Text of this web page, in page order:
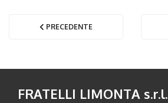
PRECEDENTE
FRATELLI LIMONTA s.r.l.